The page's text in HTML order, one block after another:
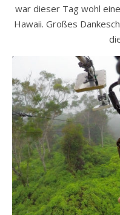
war dieser Tag wohl
Hawaii. Großes